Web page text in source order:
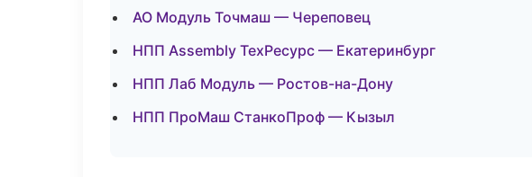
АО Модуль Точмаш — Череповец
НПП Assembly ТехРесурс — Екатеринбург
НПП Лаб Модуль — Ростов-на-Дону
НПП ПроМаш СтанкоПроф — Кызыл